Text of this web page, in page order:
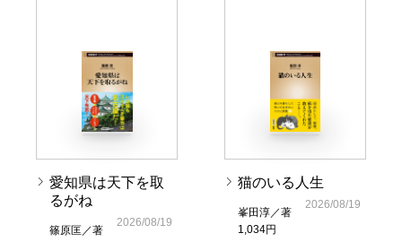
愛知県は天下を取
るがね
篠原匡／著
2026/08/19
猫のいる人生
峯田淳／著
1,034円
2026/08/19